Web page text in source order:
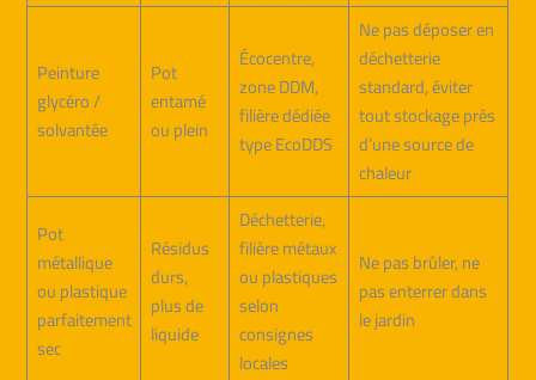
Peinture
glycéro /
solvantée
Pot
entamé
ou plein
Écocentre,
zone DDM,
filière dédiée
type EcoDDS
Ne pas déposer en
déchetterie
standard, éviter
tout stockage près
d’une source de
chaleur
Pot
métallique
ou plastique
parfaitement
sec
Résidus
durs,
plus de
liquide
Déchetterie,
filière métaux
ou plastiques
selon
consignes
locales
Ne pas brûler, ne
pas enterrer dans
le jardin